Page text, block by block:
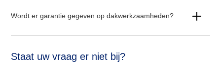
Wordt er garantie gegeven op dakwerkzaamheden?
Staat uw vraag er niet bij?